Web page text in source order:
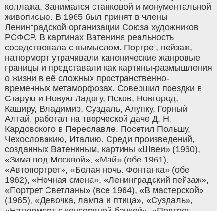
коллажа. Занимался станковой и монументальной
живописью. В 1965 был принят в члены
Ленинградской организации Союза художников
РСФСР. В картинах Ватенина реальность
соседствовала с вымыслом. Портрет, пейзаж,
натюрморт утрачивали канонические жанровые
границы и представали как картины-размышления
о жизни в её сложных пространственно-
временных метаморфозах. Совершил поездки в
Старую и Новую Ладогу, Псков, Новгород,
Каширу, Владимир, Суздаль, Алупку, Горный
Алтай, работал на творческой даче Д. Н.
Кардовского в Переславле. Посетил Польшу,
Чехословакию, Италию. Среди произведений,
созданных Ватениным, картины «Швеи» (1960),
«Зима под Москвой», «Май» (обе 1961),
«Автопортрет», «Белая ночь. Фонтанка» (обе
1962), «Ночная смена», «Ленинградский пейзаж»,
«Портрет Светланы» (все 1964), «В мастерской»
(1965), «Девочка, лампа и птица», «Суздаль»,